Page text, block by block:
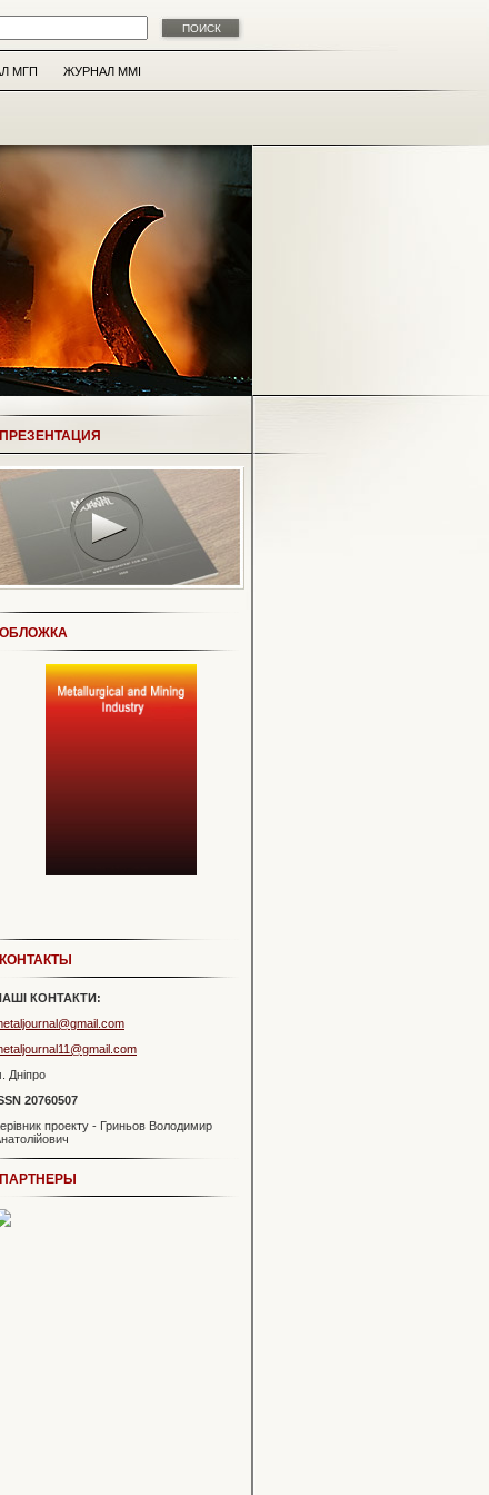
МГП ЖУРНАЛ MMI
ПРЕЗЕНТАЦИЯ
ОБЛОЖКА
КОНТАКТЫ
КОНТАКТИ:
Дніпро
20760507
проекту - Гриньов Володимир
ПАРТНЕРЫ